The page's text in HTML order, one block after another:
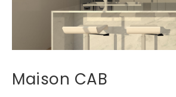
Maison CAB